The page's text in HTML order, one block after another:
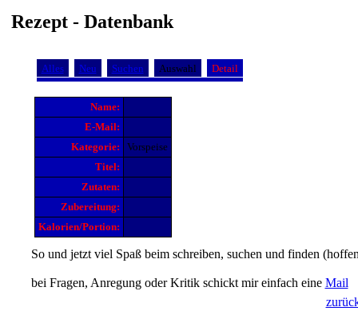
Rezept - Datenbank
Alles Neu Suchen Auswahl Detail
Name:
E-Mail:
Kategorie:
Vorspeise
Titel:
Zutaten:
Zubereitung:
Kalorien/Portion:
So und jetzt viel Spaß beim schreiben, suchen und finden
bei Fragen, Anregung oder Kritik schickt mir einfach eine Mail